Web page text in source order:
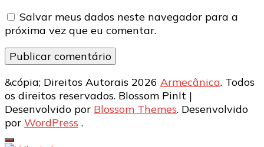
Salvar meus dados neste navegador para a
próxima vez que eu comentar.
&cópia; Direitos Autorais 2026 Armecânica. Todos
os direitos reservados. Blossom PinIt |
Desenvolvido por Blossom Themes. Desenvolvido
por WordPress .